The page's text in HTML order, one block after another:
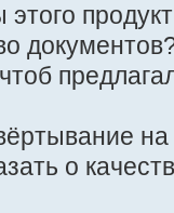
о